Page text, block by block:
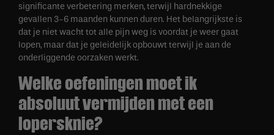
significante verbetering merken, terwijl hardnekkige
gevallen 3-6 maanden kunnen duren. Het belangrijkste is
dat je niet wacht tot alle pijn weg is voordat je weer gaat
lopen, maar dat je geleidelijk opbouwt terwijl je aan de
onderliggende oorzaken werkt.
Welke oefeningen moet ik
absoluut vermijden met een
lopersknie?